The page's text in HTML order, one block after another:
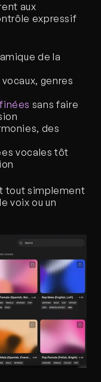
aux
expressif
de la
genres
sans faire
des
vocales tôt
tout simplement
voix ou un